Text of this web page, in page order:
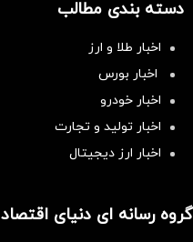
دسته بندی مطالب
اخبار طلا و ارز
اخبار بورس
اخبار خودرو
اخبار تولید و تجارت
اخبار ارز دیجیتال
گروه رسانه ای دنیای اقتصاد